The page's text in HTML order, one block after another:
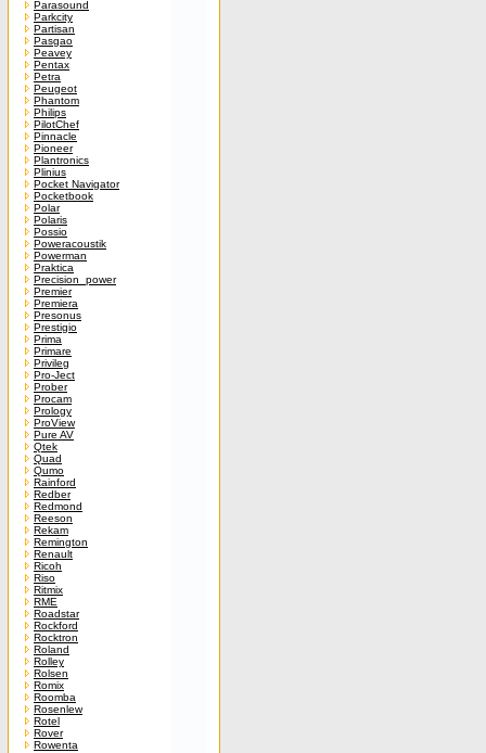
Parasound
Parkcity
Partisan
Pasgao
Peavey
Pentax
Petra
Peugeot
Phantom
Philips
PilotChef
Pinnacle
Pioneer
Plantronics
Plinius
Pocket Navigator
Pocketbook
Polar
Polaris
Possio
Poweracoustik
Powerman
Praktica
Precision_power
Premier
Premiera
Presonus
Prestigio
Prima
Primare
Privileg
Pro-Ject
Prober
Procam
Prology
ProView
Pure AV
Qtek
Quad
Qumo
Rainford
Redber
Redmond
Reeson
Rekam
Remington
Renault
Ricoh
Riso
Ritmix
RME
Roadstar
Rockford
Rocktron
Roland
Rolley
Rolsen
Romix
Roomba
Rosenlew
Rotel
Rover
Rowenta